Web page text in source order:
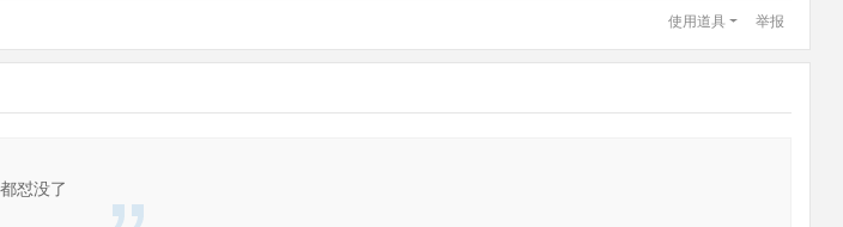
使用道具 举报
怼没了